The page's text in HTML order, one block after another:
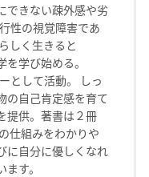
できない疎外感や劣
性の視覚障害であ
しく生きると
学び始める。
として活動。 しっ
の自己肯定感を育て
提供。著書は２冊
仕組みをわかりや
に自分に優しくなれ
す。